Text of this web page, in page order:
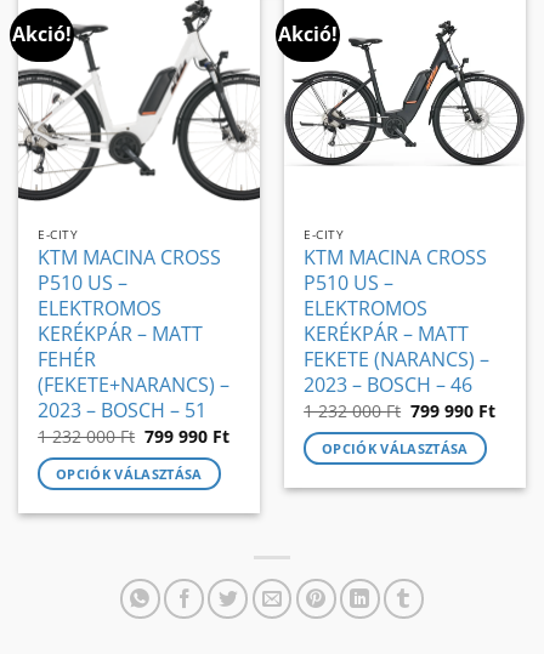
Akció!
E-CITY
KTM MACINA CROSS
P510 US –
ELEKTROMOS
KERÉKPÁR – MATT
FEHÉR
(FEKETE+NARANCS) –
2023 – BOSCH – 51
1 232 000Ft Original
price
was:
1
232
000 Ft.
799 990 FtCurrent
price
OPCIÓK VÁLASZTÁSA
Akció!
E-CITY
KTM MACINA CROSS
P510 US –
ELEKTROMOS
KERÉKPÁR – MATT
FEKETE (NARANCS) –
2023 – BOSCH – 46
1 232 000Ft Original
price
was:
1
232
000 Ft.
799 990 Ft
price
OPCIÓK VÁLASZTÁSA
variációja
van.